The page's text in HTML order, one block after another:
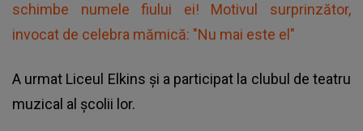
schimbe numele fiului ei! Motivul surprinzător,
invocat de celebra mămică: "Nu mai este el"
A urmat Liceul Elkins și a participat la clubul de teatru
muzical al școlii lor.